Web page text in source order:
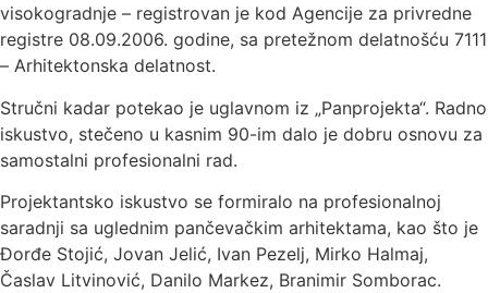
visokogradnje – registrovan je kod Agencije za privredne
registre 08.09.2006. godine, sa pretežnom delatnošću 7111
– Arhitektonska delatnost.
Stručni kadar potekao je uglavnom iz „Panprojekta“. Radno
iskustvo, stečeno u kasnim 90-im dalo je dobru osnovu za
samostalni profesionalni rad.
Projektantsko iskustvo se formiralo na profesionalnoj
saradnji sa uglednim pančevačkim arhitektama, kao što je
Đorđe Stojić, Jovan Jelić, Ivan Pezelj, Mirko Halmaj,
Časlav Litvinović, Danilo Markez, Branimir Somborac.